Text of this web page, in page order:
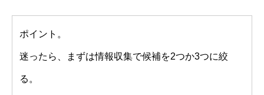
ポイント。
迷ったら、まずは情報収集で候補を2つか3つに絞
る。